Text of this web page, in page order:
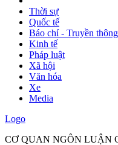
Thời sự
Quốc tế
Báo chí - Truyền thông
Kinh tế
Pháp luật
Xã hội
Văn hóa
Xe
Media
Logo
CƠ QUAN NGÔN LUẬN